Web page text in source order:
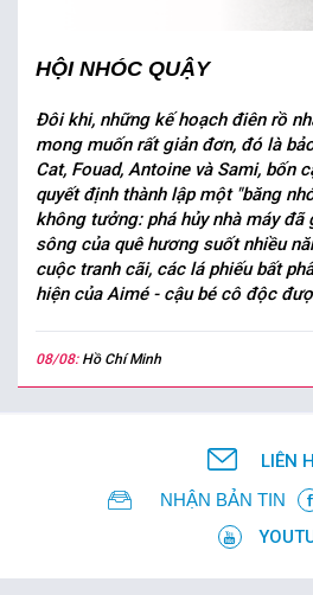
HỘI NHÓC QUẬY
Đôi khi, những kế hoạch điên rồ
mong muốn rất giản đơn, đó là
Cat, Fouad, Antoine và Sami, bốn
quyết định thành lập một "băng
không tưởng: phá hủy nhà máy đã
sông của quê hương suốt nhiều
cuộc tranh cãi, các lá phiếu bất
hiện của Aimé - cậu bé cô độc
08/08: Hồ Chí Minh
LIÊN
NHẬN BẢN TIN